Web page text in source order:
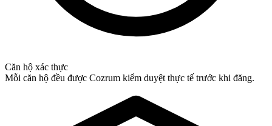
Căn hộ xác thực
Mỗi căn hộ đều được Cozrum kiểm duyệt thực tế trước khi đăng.